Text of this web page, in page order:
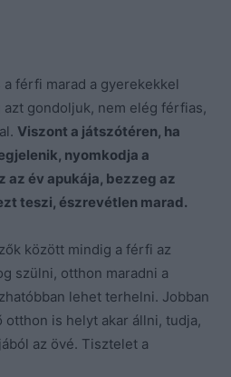
a férfi marad a gyerekekkel
gondoljuk, nem elég férfias,
Viszont a játszótéren, ha
nyomkodja a
az év apukája, bezzeg az
teszi, észrevétlen marad.
között mindig a férfi az
szülni, otthon maradni a
lehet terhelni. Jobban
otthon is helyt akar állni, tudja,
az övé. Tisztelet a